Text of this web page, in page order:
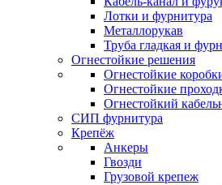
Лотки и фурнитура
Металлорукав
Труба гладкая и
Огнестойкие решения
Огнестойкие
Огнестойкие
Огнестойкий
СИП фурнитура
Крепёж
Анкеры
Гвозди
Грузовой крепеж